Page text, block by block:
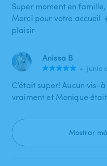
Super moment en
Merci pour votre accueil
plaisir
Anissa B
• junio
C’était super! Aucun vis-
vraiment et Monique
Mostrar